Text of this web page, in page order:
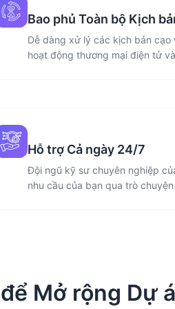
Bao phủ Toàn bộ Kịch
Dễ dàng xử lý các kịch bản
hoạt động thương mại điện tử
Hỗ trợ Cả ngày 24/7
Đội ngũ kỹ sư chuyên nghiệp
nhu cầu của bạn qua trò
Mở rộng Dự